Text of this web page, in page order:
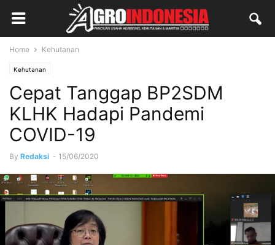
Home Kehutanan
Kehutanan
Cepat Tanggap BP2SDM
KLHK Hadapi Pandemi
COVID-19
By Redaksi - 15/06/2020